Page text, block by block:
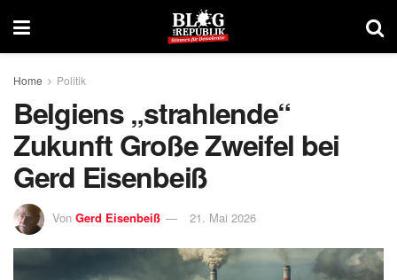
Home Politik
Belgiens „strahlende“
Zukunft Große Zweifel bei
Gerd Eisenbeiß
Von Gerd Eisenbeiß 21. Mai 2026